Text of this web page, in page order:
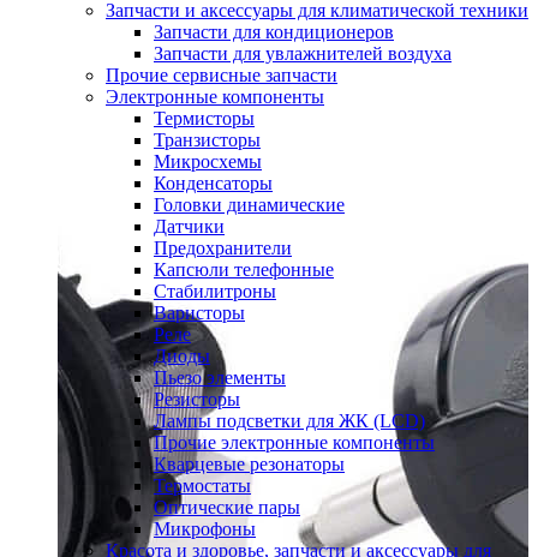
Запчасти и аксессуары для климатической техники
Запчасти для кондиционеров
Запчасти для увлажнителей воздуха
Прочие сервисные запчасти
Электронные компоненты
Термисторы
Транзисторы
Микросхемы
Конденсаторы
Головки динамические
Датчики
Предохранители
Капсюли телефонные
Стабилитроны
Варисторы
Реле
Диоды
Пьезо элементы
Резисторы
Лампы подсветки для ЖК (LCD)
Прочие электронные компоненты
Кварцевые резонаторы
Термостаты
Оптические пары
Микрофоны
Красота и здоровье, запчасти и аксессуары для